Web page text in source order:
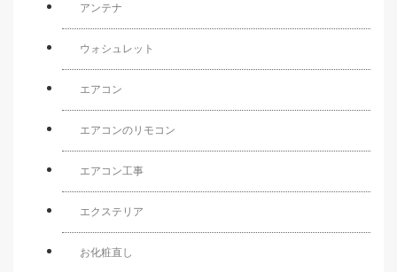
アンテナ
ウォシュレット
エアコン
エアコンのリモコン
エアコン工事
エクステリア
お化粧直し